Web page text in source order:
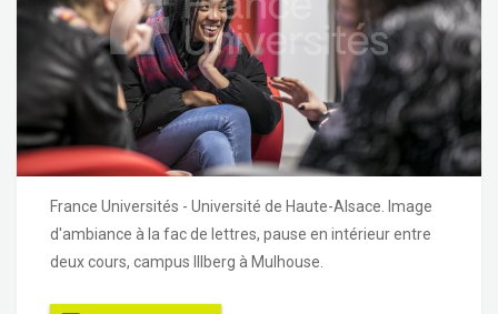
France Universités - Université de Haute-Alsace. Image
d'ambiance à la fac de lettres, pause en intérieur entre
deux cours, campus Illberg à Mulhouse.